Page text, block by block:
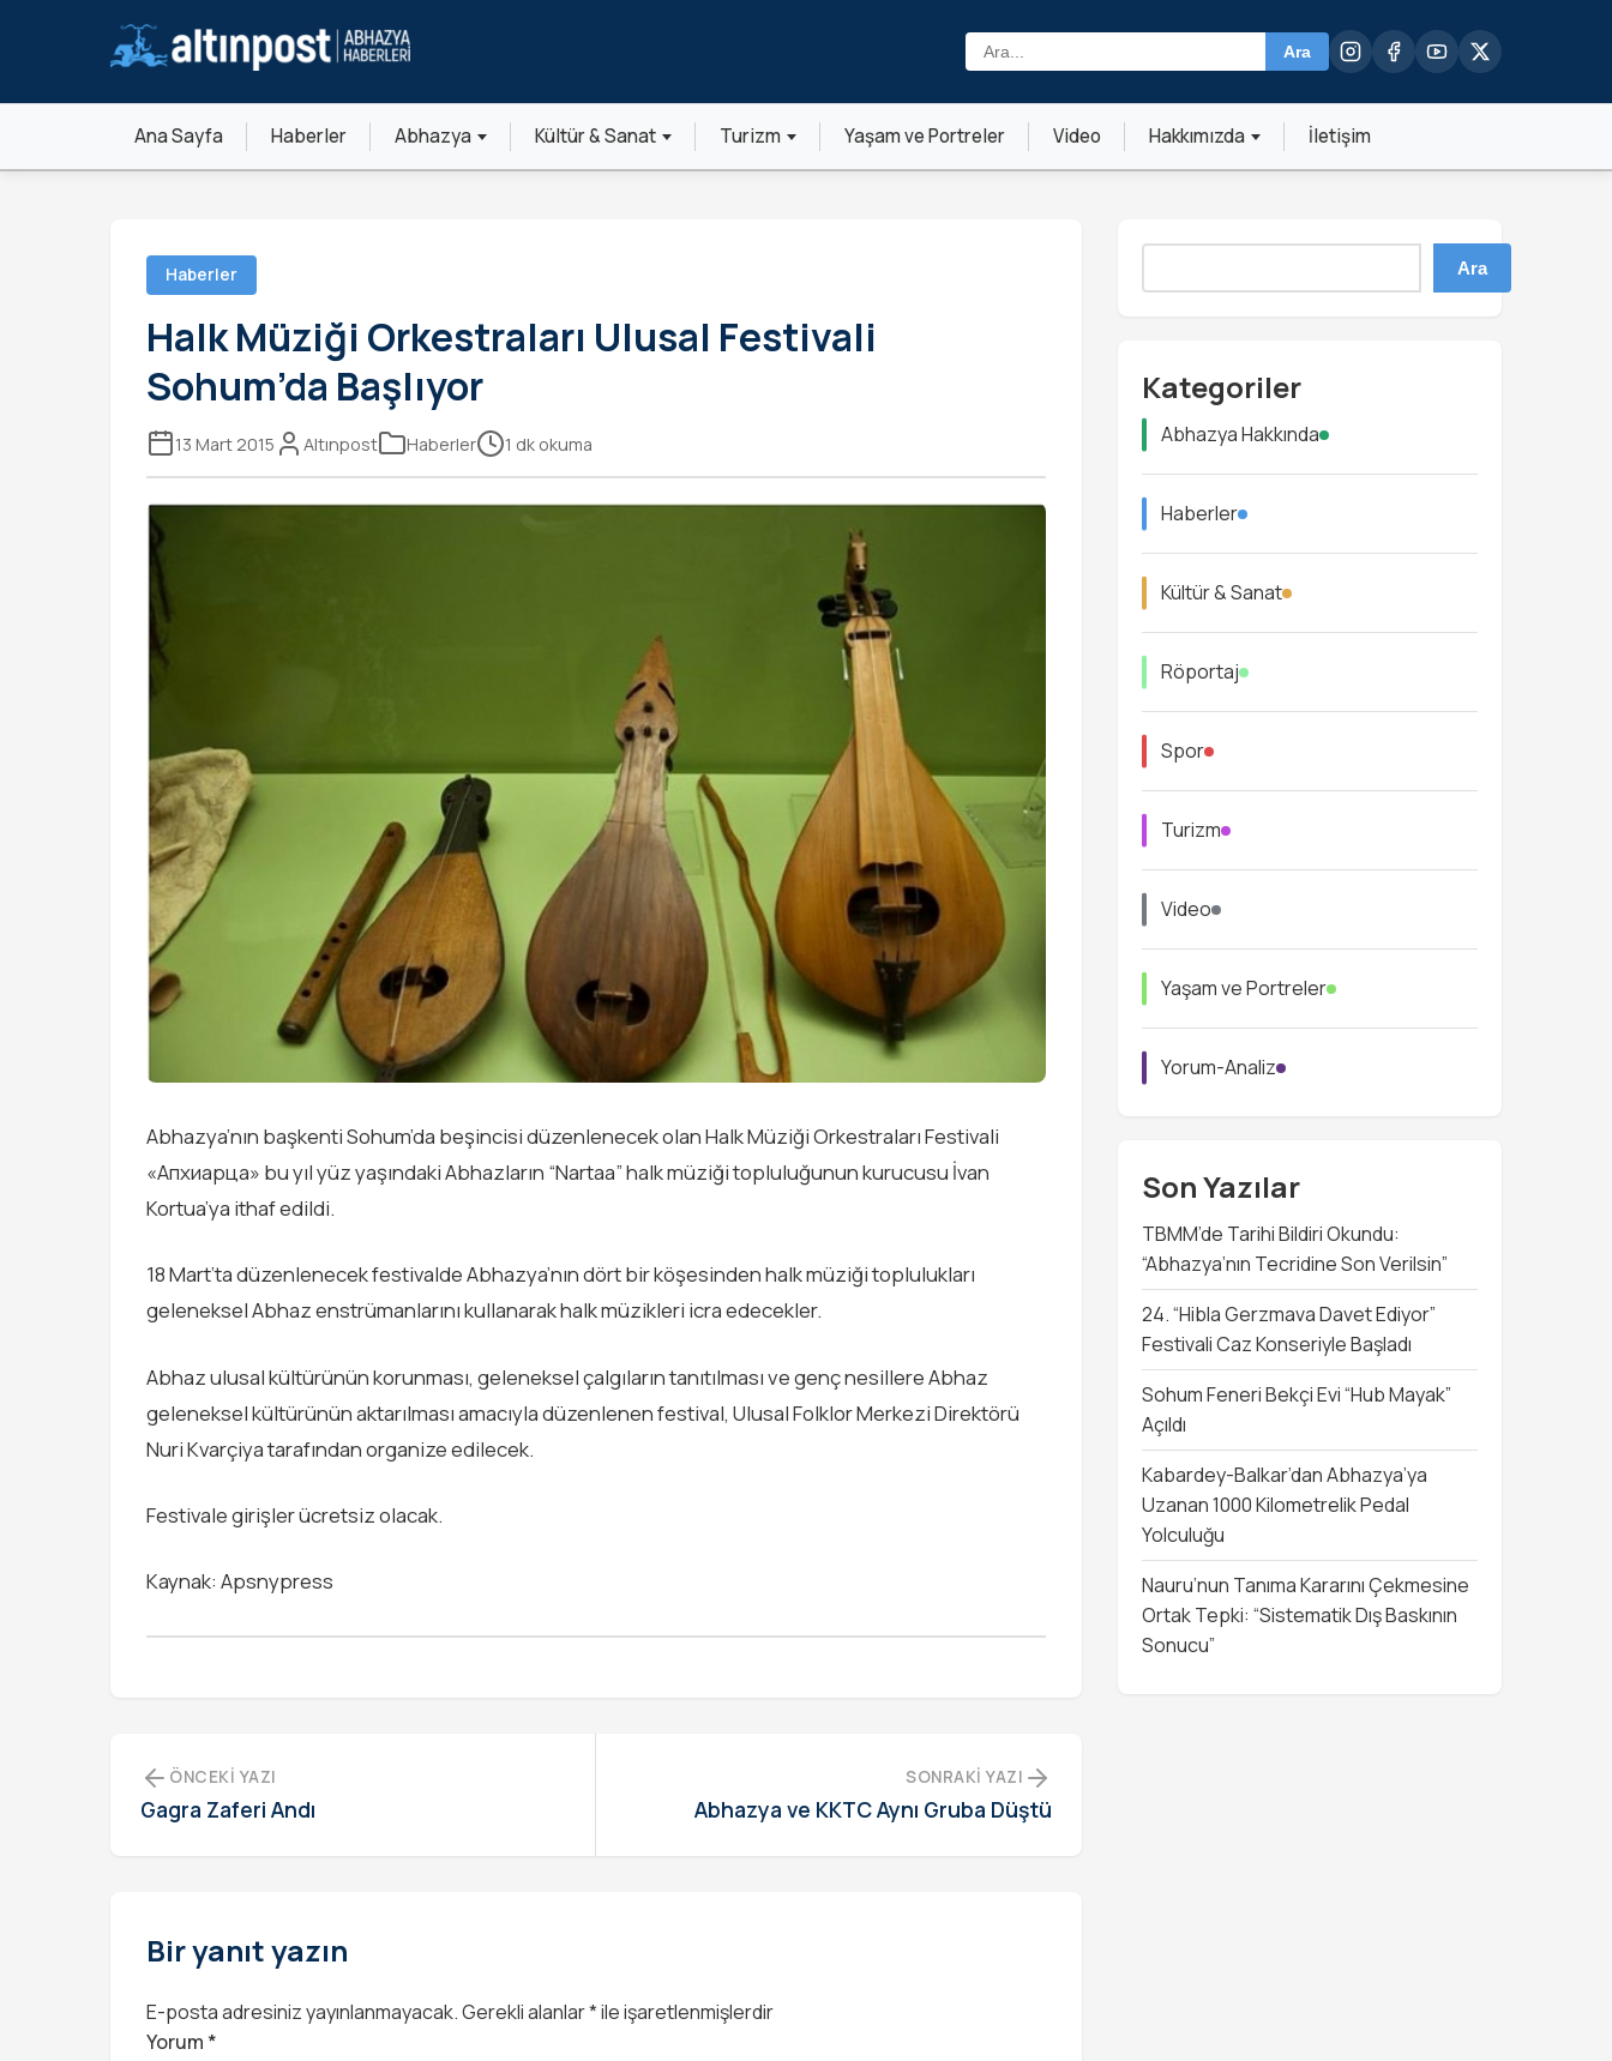
Ara: Ara
Ana Sayfa Haberler Abhazya Kültür & Sanat Turizm Yaşam ve Portreler Video Hakkımızda İletişim
Haberler
Halk Müziği Orkestraları Ulusal Festivali
Sohum’da Başlıyor
13 Mart 2015 Altınpost Haberler 1 dk okuma
Abhazya’nın başkenti Sohum’da beşincisi düzenlenecek olan Halk Müziği Orkestraları Festivali
«Апхиарца» bu yıl yüz yaşındaki Abhazların “Nartaa” halk müziği topluluğunun kurucusu İvan
Kortua’ya ithaf edildi.
18 Mart’ta düzenlenecek festivalde Abhazya’nın dört bir köşesinden halk müziği toplulukları
geleneksel Abhaz enstrümanlarını kullanarak halk müzikleri icra edecekler.
Abhaz ulusal kültürünün korunması, geleneksel çalgıların tanıtılması ve genç nesillere Abhaz
geleneksel kültürünün aktarılması amacıyla düzenlenen festival, Ulusal Folklor Merkezi Direktörü
Nuri Kvarçiya tarafından organize edilecek.
Festivale girişler ücretsiz olacak.
Kaynak: Apsnypress
ÖNCEKI YAZI
Gagra Zaferi Andı
SONRAKI YAZI
Abhazya ve KKTC Aynı Gruba Düştü
Bir yanıt yazın
E-posta adresiniz yayınlanmayacak.Gerekli alanlar*ile işaretlenmişlerdir
Yorum *
Ara
Kategoriler
Abhazya Hakkında
Haberler
Kültür & Sanat
Röportaj
Spor
Turizm
Video
Yaşam ve Portreler
Yorum-Analiz
Son Yazılar
TBMM’de Tarihi Bildiri Okundu:
“Abhazya’nın Tecridine Son Verilsin”
24. “Hibla Gerzmava Davet Ediyor”
Festivali Caz Konseriyle Başladı
Sohum Feneri Bekçi Evi “Hub Mayak”
Açıldı
Kabardey-Balkar’dan Abhazya’ya
Uzanan 1000 Kilometrelik Pedal
Yolculuğu
Nauru’nun Tanıma Kararını Çekmesine
Ortak Tepki: “Sistematik Dış Baskının
Sonucu”